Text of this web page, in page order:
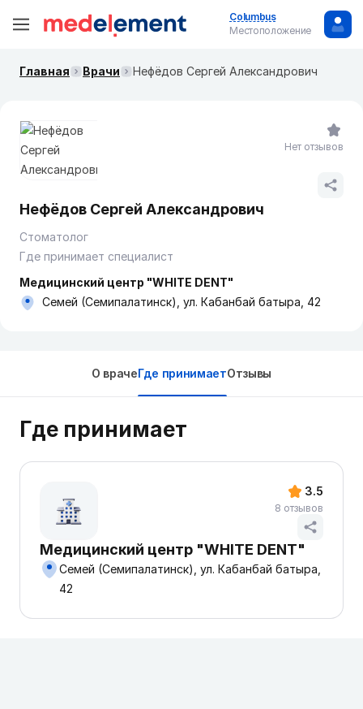
Columbus
Местоположение
Главная Врачи Нефёдов Сергей Александрович
Нефёдов Сергей Александрович
Стоматолог
Где принимает специалист
Медицинский центр "WHITE DENT"
Семей (Семипалатинск), ул. Кабанбай батыра, 42
Нет отзывов
О врачеГде принимаетОтзывы
Где принимает
Медицинский центр "WHITE DENT"
Семей (Семипалатинск), ул. Кабанбай батыра,
42
3.5
8 отзывов